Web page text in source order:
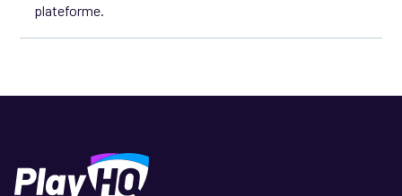
plateforme.